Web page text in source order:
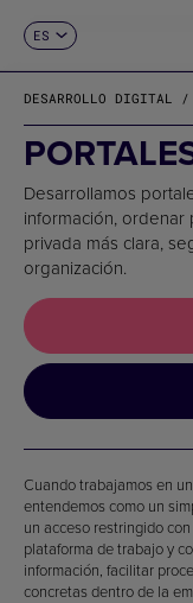
ES
FR
DE
IT
DESARROLLO DIGITAL
Desarrollamos
información, ordenar
privada más clara,
organización.
Cuando trabajamos en
entendemos como un
un acceso restringido
plataforma de trabajo y
información, facilitar
concretas dentro de la